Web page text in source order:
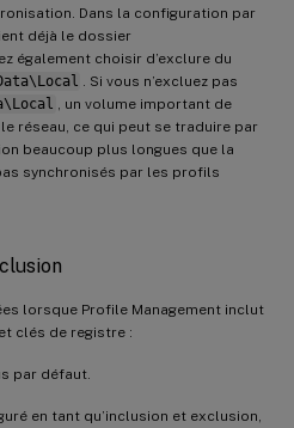
Dans la configuration par
déjà le dossier
également choisir d’exclure du
. Si vous n’excluez pas
, un volume important de
réseau, ce qui peut se traduire par
beaucoup plus longues que la
synchronisés par les profils
lorsque Profile Management inclut
clés de registre :
par défaut.
en tant qu’inclusion et exclusion,